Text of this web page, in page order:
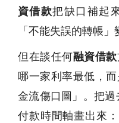
資借款把缺口補起
「不能失誤的轉帳」
但在談任何融資借款
哪一家利率最低，
金流傷口圖」。把
付款時間軸畫出來